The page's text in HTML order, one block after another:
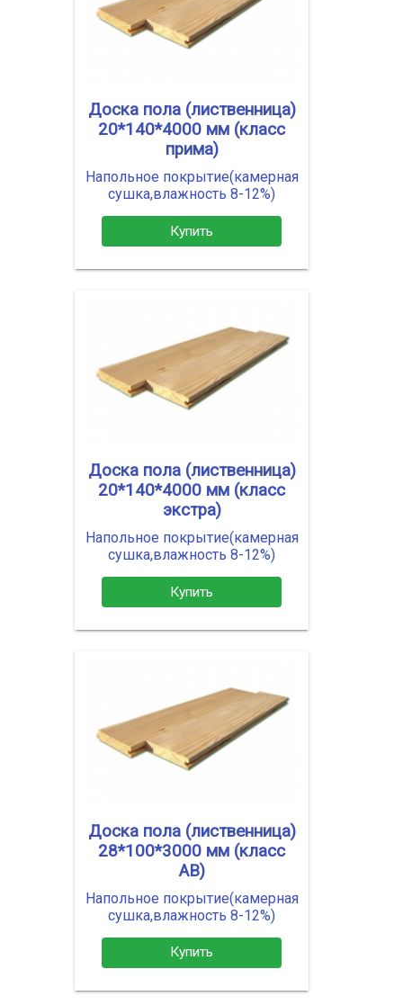
Доска пола (лиственница)
20*140*4000 мм (класс
прима)
Напольное покрытие(камерная
сушка,влажность 8-12%)
Купить
Доска пола (лиственница)
20*140*4000 мм (класс
экстра)
Напольное покрытие(камерная
сушка,влажность 8-12%)
Купить
Доска пола (лиственница)
28*100*3000 мм (класс
АВ)
Напольное покрытие(камерная
сушка,влажность 8-12%)
Купить